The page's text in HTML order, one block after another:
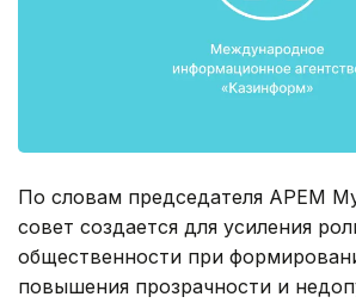
По словам председателя АРЕМ
совет создается для усиления
общественности при
повышения прозрачности и